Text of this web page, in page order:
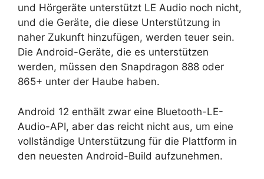
und Hörgeräte unterstützt LE Audio noch nicht,
und die Geräte, die diese Unterstützung in
naher Zukunft hinzufügen, werden teuer sein.
Die Android-Geräte, die es unterstützen
werden, müssen den Snapdragon 888 oder
865+ unter der Haube haben.
Android 12 enthält zwar eine Bluetooth-LE-
Audio-API, aber das reicht nicht aus, um eine
vollständige Unterstützung für die Plattform in
den neuesten Android-Build aufzunehmen.